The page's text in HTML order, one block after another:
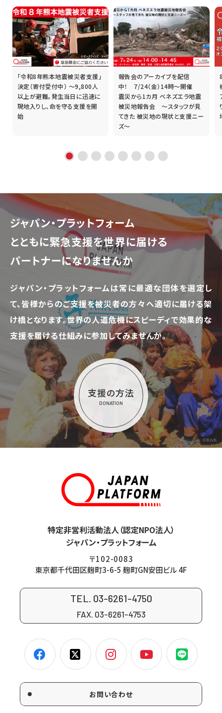
「令和8年熊本地震被災者支援」
決定（寄付受付中） ～9,800人
以上が避難。発生当日に迅速に
現地入りし、命を守る支援を開
始
報告会のアーカイブを配信
中！ 7/24（金）14時～開催
震災から1カ月 ベネズエラ地震
被災地報告会 ～スタッフが見
てきた 被災地の現状と支援ニー
ズ～
ジャパン・プラットフォーム
とともに緊急支援を世界に届ける
パートナーになりませんか
ジャパン・プラットフォームは常に最適な団体を選定し
て、皆様からのご支援を被災者の方々へ適切に届ける架
け橋となります。世界の人道危機にスピーディで効果的な
支援を届ける仕組みに参加してみませんか。
支援の方法
DONATION
©KnK
特定非営利活動法人（認定NPO法人）
ジャパン・プラットフォーム
〒102-0083
東京都千代田区麹町3-6-5 麹町GN安田ビル 4F
TEL. 03-6261-4750
FAX. 03-6261-4753
お問い合わせ